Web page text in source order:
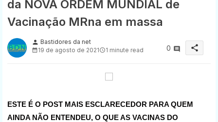
da NOVA ORDEM MUNDIAL de
Vacinação MRna em massa
person Bastidores da net
19 de agosto de 2021
1 minute read 0 share
ESTE É O POST MAIS ESCLARECEDOR PARA QUEM
AINDA NÃO ENTENDEU, O QUE AS VACINAS DO